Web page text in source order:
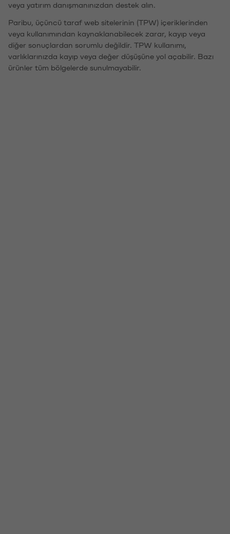
veya yatırım danışmanınızdan destek alın.
Paribu, üçüncü taraf web sitelerinin (TPW) içeriklerinden
veya kullanımından kaynaklanabilecek zarar, kayıp veya
diğer sonuçlardan sorumlu değildir. TPW kullanımı,
varlıklarınızda kayıp veya değer düşüşüne yol açabilir. Bazı
ürünler tüm bölgelerde sunulmayabilir.